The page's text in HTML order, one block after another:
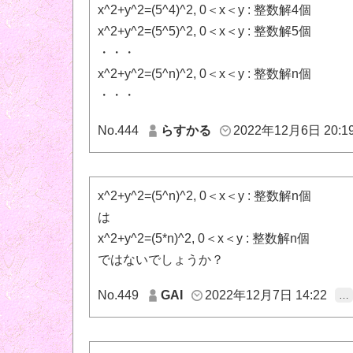
x^2+y^2=(5^4)^2, 0＜x＜y : 整数解4個
x^2+y^2=(5^5)^2, 0＜x＜y : 整数解5個
・・・
x^2+y^2=(5^n)^2, 0＜x＜y : 整数解n個
・・・
No.444 らすかる 2022年12月6日
x^2+y^2=(5^n)^2, 0＜x＜y : 整数解n個
は
x^2+y^2=(5*n)^2, 0＜x＜y : 整数解n個
ではないでしょうか？
No.449 GAI 2022年12月7日 14:22 …